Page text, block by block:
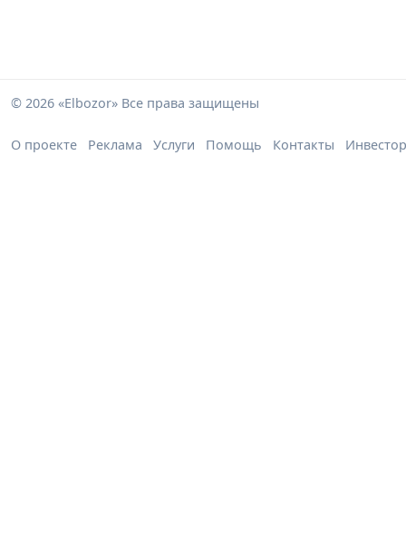
© 2026 «Elbozor» Все права защищены
О проекте Реклама Услуги Помощь Контакты